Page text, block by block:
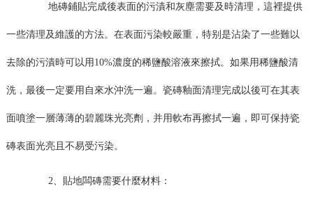
地磚鋪貼完成後表面的污漬和灰塵需要及時清理，這裡提供
一些清理及維護的方法。在表面污染較嚴重，特别是沾染了一些難以
去除的污漬時可以用10%濃度的稀鹽酸溶液來擦拭。如果用稀鹽酸清
洗，最後一定要用自來水沖洗一遍。瓷磚釉面清理完成以後可在其表
面噴塗一層薄薄的碧麗珠光亮劑，并用軟布再擦拭一遍，即可保持瓷
磚表面光亮且不易受污染。
2、貼地闆磚需要什麼材料：